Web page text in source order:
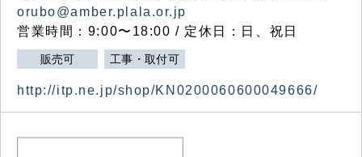
orubo@amber.plala.or.jp
営業時間：9:00〜18:00 / 定休日：日、祝日
販売可 工事・取付可
http://itp.ne.jp/shop/KN0200060600049666/